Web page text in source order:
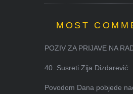
MOST
POZIV ZA PRIJAVE NA
40. Susreti Zija Dizdarević:
Povodom Dana pobjede